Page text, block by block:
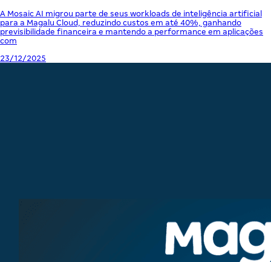
A Mosaic AI migrou parte de seus workloads de inteligência artificial
para a Magalu Cloud, reduzindo custos em até 40%, ganhando
previsibilidade financeira e mantendo a performance em aplicações
com
23/12/2025